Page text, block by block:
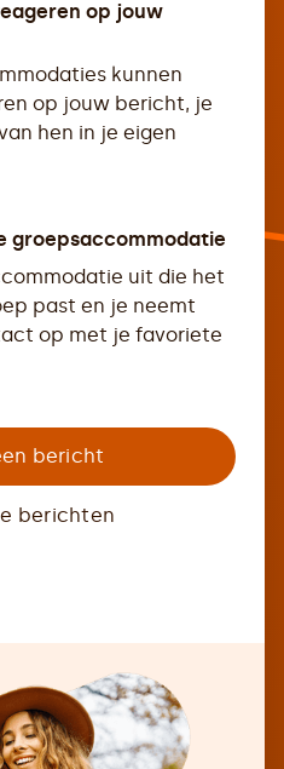
op jouw
kunnen
op jouw bericht, je
hen in je eigen
groepsaccommodatie
uit die het
past en je neemt
op met je favoriete
bericht
berichten